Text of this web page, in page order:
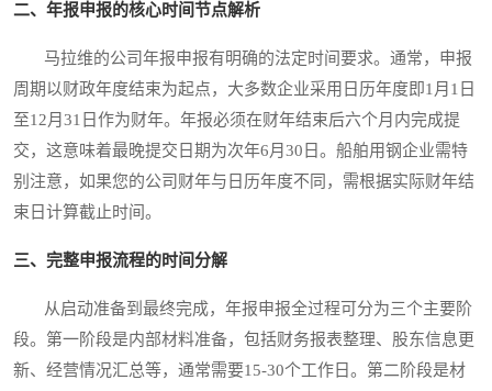
二、年报申报的核心时间节点解析
马拉维的公司年报申报有明确的法定时间要求。通常，申报
周期以财政年度结束为起点，大多数企业采用日历年度即1月1日
至12月31日作为财年。年报必须在财年结束后六个月内完成提
交，这意味着最晚提交日期为次年6月30日。船舶用钢企业需特
别注意，如果您的公司财年与日历年度不同，需根据实际财年结
束日计算截止时间。
三、完整申报流程的时间分解
从启动准备到最终完成，年报申报全过程可分为三个主要阶
段。第一阶段是内部材料准备，包括财务报表整理、股东信息更
新、经营情况汇总等，通常需要15-30个工作日。第二阶段是材